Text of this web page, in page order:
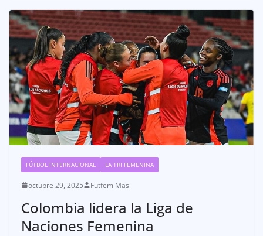
FÚTBOL INTERNACIONAL LA TRI FEMENINA
octubre 29, 2025 Futfem Mas
Colombia lidera la Liga de
Naciones Femenina